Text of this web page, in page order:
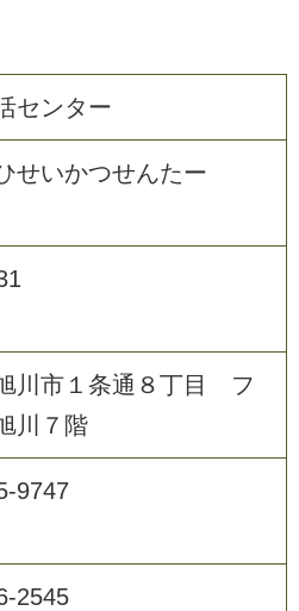
センター
せいかつせんたー
川市１条通８丁目 フ
川７階
9747
2545